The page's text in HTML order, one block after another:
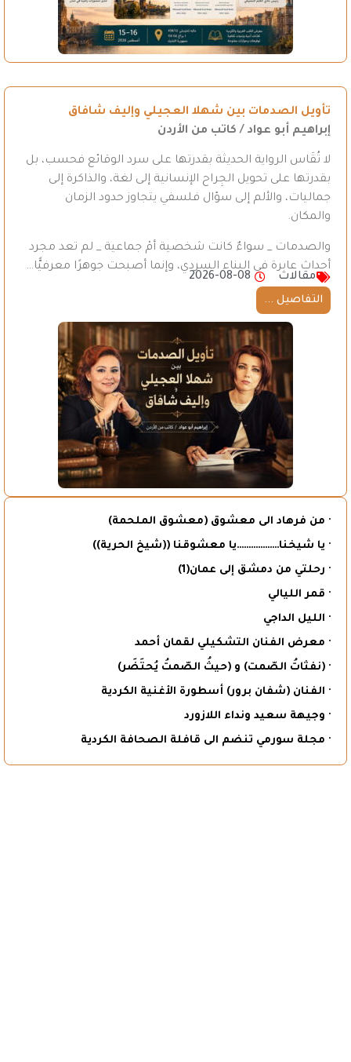
تأويل الصدمات بين شهلا العجيلي وإليف شافاق
إبراهيم أبو عواد / كاتب من الأردن
لا تُقَاس الرواية الحديثة بقدرتها على سرد الوقائع فحسب، بل
بقدرتها على تحويل الجِراح الإنسانية إلى لغة، والذاكرة إلى
جماليات، والألم إلى سؤال فلسفي يتجاوز حدود الزمان
والمكان.
والصدمات _ سواءٌ كانت شخصية أمْ جماعية _ لم تعد مجرد
أحداث عابرة في البناء السردي، وإنما أصبحت جوهرًا معرفيًّا…
مقالات
2026-08-08
التفاصيل ...
· من فرهاد الى معشوق (معشوق الملحمة)
· يا شيخنا………………يا معشوقنا ((شيخ الحرية))
· رحلتي من دمشق إلى عمان(1)
· قمر الليالي
· الليل الداجي
· معرض الفنان التشكيلي لقمان أحمد
· (نفثاتُ الصّمت) و (حيثُ الصّمتُ يُحتَضَر)
· الفنان (شفان برور) أسطورة الأغنية الكردية
· وجيهة سعيد ونداء اللازورد
· مجلة سورمي تنضم الى قافلة الصحافة الكردية